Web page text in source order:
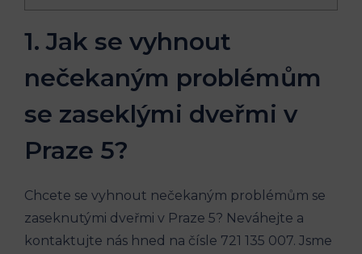
1. Jak se vyhnout
nečekaným problémům
se zaseklými dveřmi v
Praze 5?
Chcete se vyhnout nečekaným problémům se
zaseknutými dveřmi v Praze 5? Neváhejte a
kontaktujte nás hned na čísle 721 135 007. Jsme